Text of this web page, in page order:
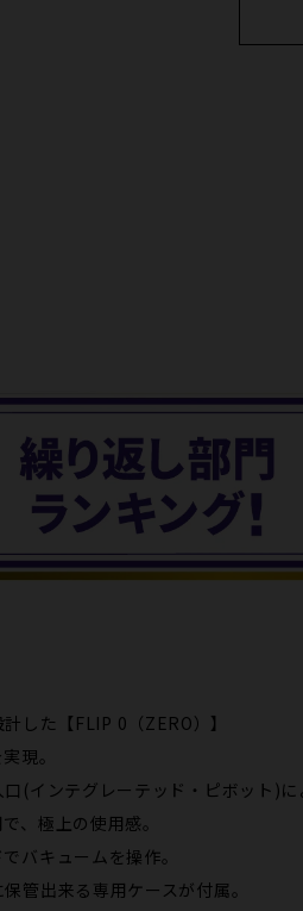
した【FLIP 0（ZERO）】
現。
(インテグレーテッド・ピボット)
、極上の使用感。
バキュームを操作。
管出来る専用ケースが付属。